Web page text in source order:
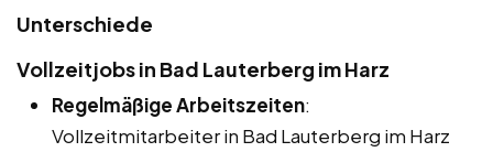
Unterschiede
Vollzeitjobs in Bad Lauterberg im Harz
Regelmäßige Arbeitszeiten:
Vollzeitmitarbeiter in Bad Lauterberg im Harz